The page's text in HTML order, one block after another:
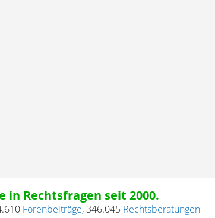
in Rechtsfragen seit 2000.
Forenbeiträge,346.045 Rechtsberatungen